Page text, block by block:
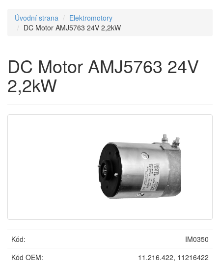
Úvodní strana
Elektromotory
DC Motor AMJ5763 24V 2,2kW
DC Motor AMJ5763 24V
2,2kW
Kód:
IM0350
Kód OEM:
11.216.422, 11216422